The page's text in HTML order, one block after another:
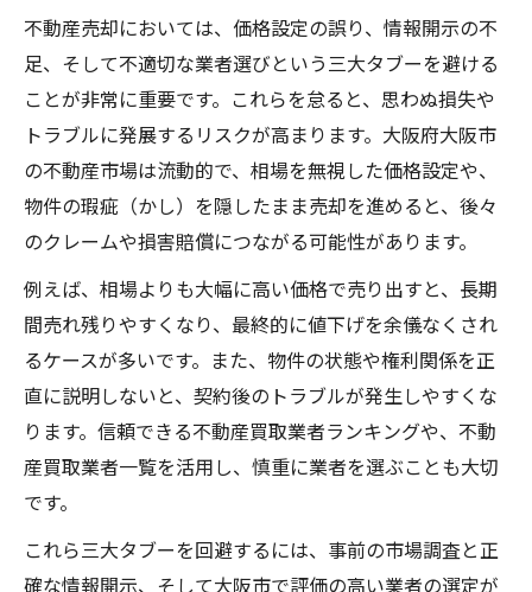
不動産売却においては、価格設定の誤り、情報開示の不
足、そして不適切な業者選びという三大タブーを避ける
ことが非常に重要です。これらを怠ると、思わぬ損失や
トラブルに発展するリスクが高まります。大阪府大阪市
の不動産市場は流動的で、相場を無視した価格設定や、
物件の瑕疵（かし）を隠したまま売却を進めると、後々
のクレームや損害賠償につながる可能性があります。
例えば、相場よりも大幅に高い価格で売り出すと、長期
間売れ残りやすくなり、最終的に値下げを余儀なくされ
るケースが多いです。また、物件の状態や権利関係を正
直に説明しないと、契約後のトラブルが発生しやすくな
ります。信頼できる不動産買取業者ランキングや、不動
産買取業者一覧を活用し、慎重に業者を選ぶことも大切
です。
これら三大タブーを回避するには、事前の市場調査と正
確な情報開示、そして大阪市で評価の高い業者の選定が